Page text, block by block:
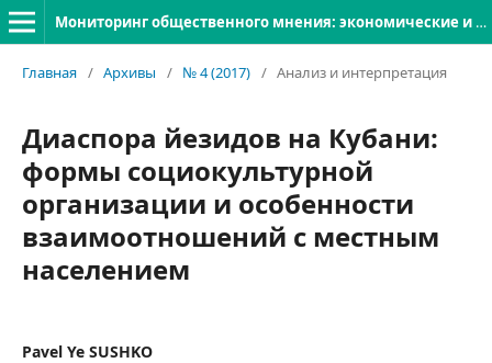
Мониторинг общественного мнения: экономические и социальные перемены
Главная / Архивы / № 4 (2017) / Анализ и интерпретация
Диаспора йезидов на Кубани:
формы социокультурной
организации и особенности
взаимоотношений с местным
населением
Pavel Ye SUSHKO